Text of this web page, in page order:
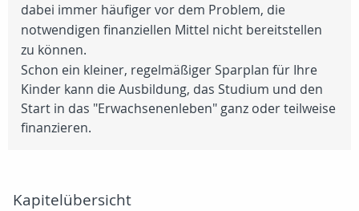
dabei immer häufiger vor dem Problem, die
notwendigen finanziellen Mittel nicht bereitstellen
zu können.
Schon ein kleiner, regelmäßiger Sparplan für Ihre
Kinder kann die Ausbildung, das Studium und den
Start in das "Erwachsenenleben" ganz oder teilweise
finanzieren.
Kapitelübersicht